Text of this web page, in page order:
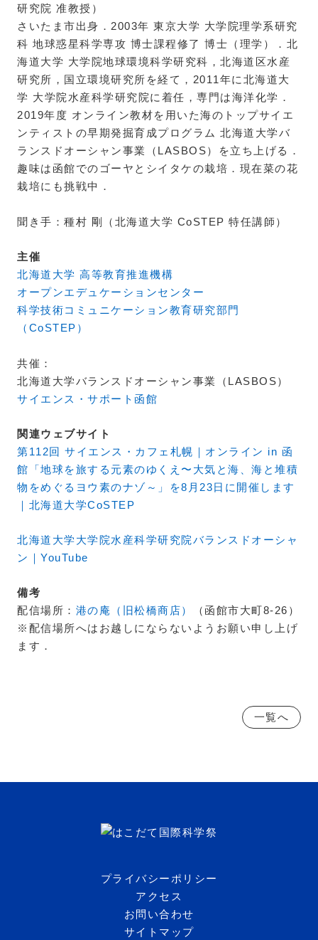
研究院 准教授）
さいたま市出身．2003年 東京大学 大学院理学系研究
科 地球惑星科学専攻 博士課程修了 博士（理学）．北
海道大学 大学院地球環境科学研究科，北海道区水産
研究所，国立環境研究所を経て，2011年に北海道大
学 大学院水産科学研究院に着任，専門は海洋化学．
2019年度 オンライン教材を用いた海のトップサイエ
ンティストの早期発掘育成プログラム 北海道大学バ
ランスドオーシャン事業（LASBOS）を立ち上げる．
趣味は函館でのゴーヤとシイタケの栽培．現在菜の花
栽培にも挑戦中．
聞き手：種村 剛（北海道大学 CoSTEP 特任講師）
主催
北海道大学 高等教育推進機構
オープンエデュケーションセンター
科学技術コミュニケーション教育研究部門
（CoSTEP）
共催：
北海道大学バランスドオーシャン事業（LASBOS）
サイエンス・サポート函館
関連ウェブサイト
第112回 サイエンス・カフェ札幌｜オンライン in 函
館「地球を旅する元素のゆくえ〜大気と海、海と堆積
物をめぐるヨウ素のナゾ～」を8月23日に開催します
｜北海道大学CoSTEP
北海道大学大学院水産科学研究院バランスドオーシャ
ン｜YouTube
備考
配信場所： 港の庵（旧松橋商店）
（函館市大町8-26）
※配信場所へはお越しにならないようお願い申し上げ
ます．
一覧へ
プライバシーポリシー
アクセス
お問い合わせ
サイトマップ